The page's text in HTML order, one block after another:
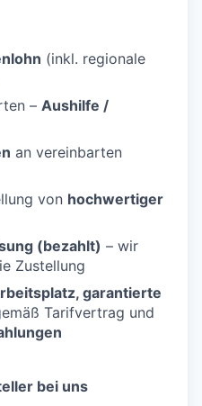
(inkl. regionale
– Aushilfe /
an vereinbarten
von hochwertiger
(bezahlt) – wir
Zustellung
garantierte
Tarifvertrag und
bei uns